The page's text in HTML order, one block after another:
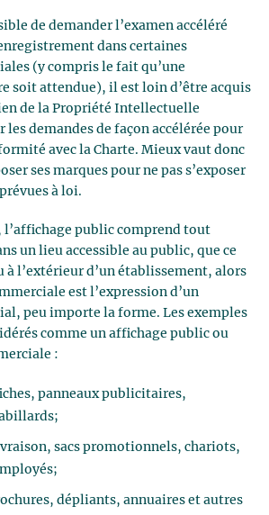
de demander l’examen accéléré
dans certaines
(y compris le fait qu’une
soit attendue), il est loin d’être acquis
de la Propriété Intellectuelle
les demandes de façon accélérée pour
avec la Charte. Mieux vaut donc
ses marques pour ne pas s’exposer
à loi.
l’affichage public comprend tout
un lieu accessible au public, que ce
à l’extérieur d’un établissement, alors
est l’expression d’un
peu importe la forme. Les exemples
comme un affichage public ou
:
panneaux publicitaires,
sacs promotionnels, chariots,
dépliants, annuaires et autres